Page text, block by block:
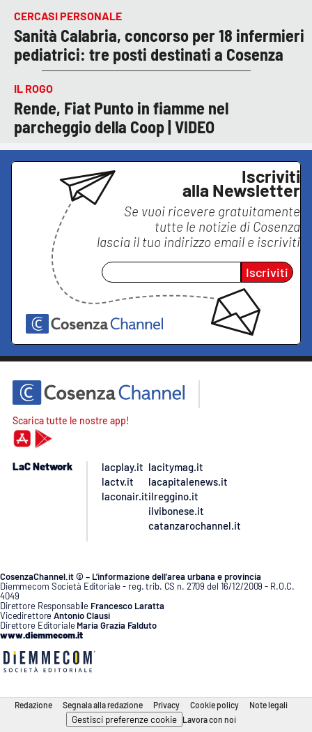
CERCASI PERSONALE
Sanità Calabria, concorso per 18 infermieri
pediatrici: tre posti destinati a Cosenza
IL ROGO
Rende, Fiat Punto in fiamme nel
parcheggio della Coop | VIDEO
Iscriviti
alla Newsletter
Se vuoi ricevere gratuitamente
tutte le notizie di Cosenza
lascia il tuo indirizzo email e iscriviti
Iscriviti
Scarica tutte le nostre app!
LaC Network
lacplay.it
lactv.it
laconair.it
lacitymag.it
lacapitalenews.it
ilreggino.it
ilvibonese.it
catanzarochannel.it
CosenzaChannel.it © – L’informazione dell’area urbana e provincia
Diemmecom Società Editoriale - reg. trib. CS n. 2709 del 16/12/2009 - R.O.C.
4049
Direttore Responsabile Francesco Laratta
VicedirettoreAntonio Clausi
Direttore Editoriale Maria Grazia Falduto
www.diemmecom.it
Redazione Segnala alla redazione Privacy Cookie policy Note legali
Gestisci preferenze cookie Lavora con noi